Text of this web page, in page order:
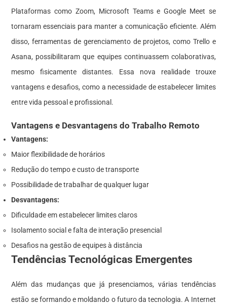
Plataformas como Zoom, Microsoft Teams e Google Meet se
tornaram essenciais para manter a comunicação eficiente. Além
disso, ferramentas de gerenciamento de projetos, como Trello e
Asana, possibilitaram que equipes continuassem colaborativas,
mesmo fisicamente distantes. Essa nova realidade trouxe
vantagens e desafios, como a necessidade de estabelecer limites
entre vida pessoal e profissional.
Vantagens e Desvantagens do Trabalho Remoto
Vantagens:
Maior flexibilidade de horários
Redução do tempo e custo de transporte
Possibilidade de trabalhar de qualquer lugar
Desvantagens:
Dificuldade em estabelecer limites claros
Isolamento social e falta de interação presencial
Desafios na gestão de equipes à distância
Tendências Tecnológicas Emergentes
Além das mudanças que já presenciamos, várias tendências
estão se formando e moldando o futuro da tecnologia. A Internet